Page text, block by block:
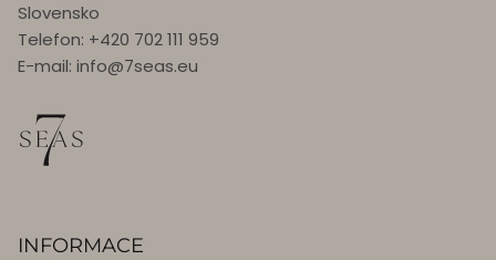
Slovensko
Telefon: +420 702 111 959
E-mail: info@7seas.eu
INFORMACE